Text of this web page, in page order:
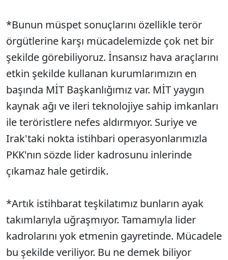
*Bunun müspet sonuçlarını özellikle terör
örgütlerine karşı mücadelemizde çok net bir
şekilde görebiliyoruz. İnsansız hava araçlarını
etkin şekilde kullanan kurumlarımızın en
başında MİT Başkanlığımız var. MİT yaygın
kaynak ağı ve ileri teknolojiye sahip imkanları
ile teröristlere nefes aldırmıyor. Suriye ve
Irak'taki nokta istihbari operasyonlarımızla
PKK'nın sözde lider kadrosunu inlerinde
çıkamaz hale getirdik.
*Artık istihbarat teşkilatımız bunların ayak
takımlarıyla uğraşmıyor. Tamamıyla lider
kadrolarını yok etmenin gayretinde. Mücadele
bu şekilde veriliyor. Bu ne demek biliyor